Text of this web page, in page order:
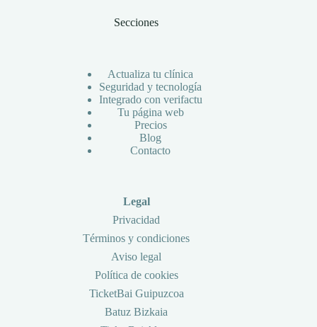
Secciones
Actualiza tu clínica
Seguridad y tecnología
Integrado con verifactu
Tu página web
Precios
Blog
Contacto
Legal
Privacidad
Términos y condiciones
Aviso legal
Política de cookies
TicketBai Guipuzcoa
Batuz Bizkaia